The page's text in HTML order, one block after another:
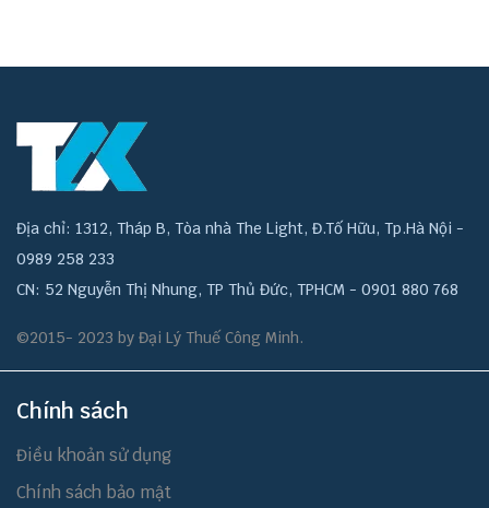
Địa chỉ: 1312, Tháp B, Tòa nhà The Light, Đ.Tố Hữu, Tp.Hà Nội -
0989 258 233
CN: 52 Nguyễn Thị Nhung, TP Thủ Đức, TPHCM - 0901 880 768
©2015- 2023 by Đại Lý Thuế Công Minh.
Chính sách
Điều khoản sử dụng
Chính sách bảo mật